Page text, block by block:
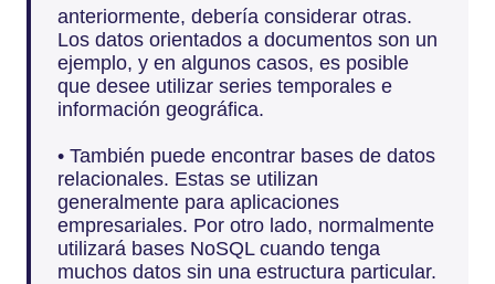
anteriormente, debería considerar otras.
Los datos orientados a documentos son un
ejemplo, y en algunos casos, es posible
que desee utilizar series temporales e
información geográfica.
• También puede encontrar bases de datos
relacionales. Estas se utilizan
generalmente para aplicaciones
empresariales. Por otro lado, normalmente
utilizará bases NoSQL cuando tenga
muchos datos sin una estructura particular.